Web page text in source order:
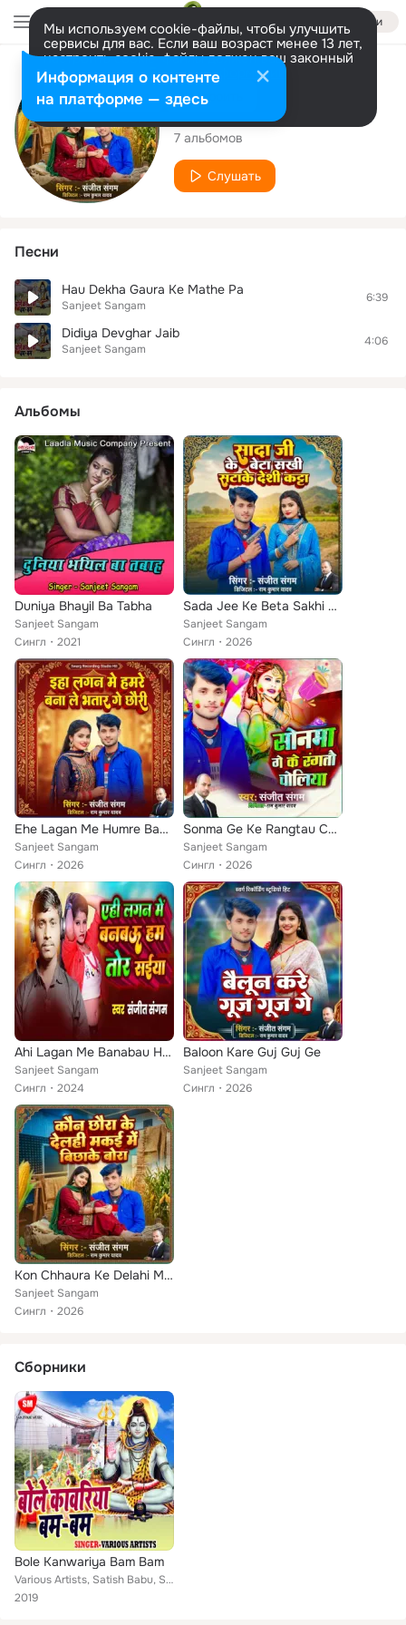
Войти
Мы используем cookie-файлы, чтобы улучшить
сервисы для вас. Если ваш возраст менее 13 лет,
настроить cookie-файлы должен ваш законный
представитель. Больше информации
Разрешить все Настроить
Исполнитель
Sanjeet Sangam
7 альбомов
Слушать
Песни
Hau Dekha Gaura Ke Mathe Pa
Sanjeet Sangam
6:39
Didiya Devghar Jaib
Sanjeet Sangam
4:06
Альбомы
Duniya Bhayil Ba Tabha
Sanjeet Sangam
Сингл
2021
Sada Jee Ke Beta Sakhi Satake Desi Katta
Sanjeet Sangam
Сингл
2026
Ehe Lagan Me Humre Bana Le Bhatar Ge Chhauri
Sanjeet Sangam
Сингл
2026
Sonma Ge Ke Rangtau Choliya
Sanjeet Sangam
Сингл
2026
Ahi Lagan Me Banabau Ham Tor Saiya
Sanjeet Sangam
Сингл
2024
Baloon Kare Guj Guj Ge
Sanjeet Sangam
Сингл
2026
Kon Chhaura Ke Delahi Makai Me Bicha Ke Bora
Sanjeet Sangam
Сингл
2026
Сборники
Bole Kanwariya Bam Bam
Various Artists, Satish Babu, Sanjeet Sargam, Sanjeet Sangam, Shankar Lahri, Sendat
2019
Информация о контенте
на платформе — здесь